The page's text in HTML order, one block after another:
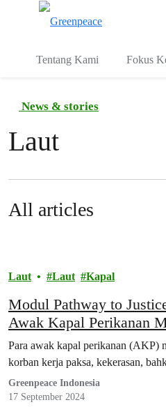
Tentang Kami Fokus
News & stories
Laut
All articles
Laut Laut Kapal
Modul Pathway to
Awak Kapal Perikanan
Para awak kapal perikanan (AKP)
korban kerja paksa, kekerasan,
Greenpeace Indonesia
17 September 2024